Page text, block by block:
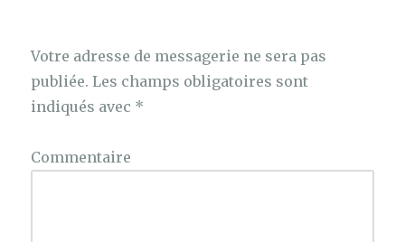
Votre adresse de messagerie ne sera pas
publiée. Les champs obligatoires sont
indiqués avec *
Commentaire